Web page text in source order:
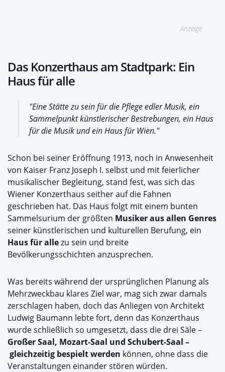
Anzeige
Das Konzerthaus am Stadtpark: Ein
Haus für alle
"Eine Stätte zu sein für die Pflege edler Musik, ein
Sammelpunkt künstlerischer Bestrebungen, ein Haus
für die Musik und ein Haus für Wien."
Schon bei seiner Eröffnung 1913, noch in Anwesenheit
von Kaiser Franz Joseph I. selbst und mit feierlicher
musikalischer Begleitung, stand fest, was sich das
Wiener Konzerthaus seither auf die Fahnen
geschrieben hat. Das Haus folgt mit einem bunten
Sammelsurium der größten Musiker aus allen Genres
seiner künstlerischen und kulturellen Berufung, ein
Haus für allezu sein und breite
Bevölkerungsschichten anzusprechen.
Was bereits während der ursprünglichen Planung als
Mehrzweckbau klares Ziel war, mag sich zwar damals
zerschlagen haben, doch das Anliegen von Architekt
Ludwig Baumann lebte fort, denn das Konzerthaus
wurde schließlich so umgesetzt, dass die drei Säle –
Großer Saal, Mozart-Saal und Schubert-Saal –
gleichzeitig bespielt werden können, ohne dass die
Veranstaltungen einander stören würden.